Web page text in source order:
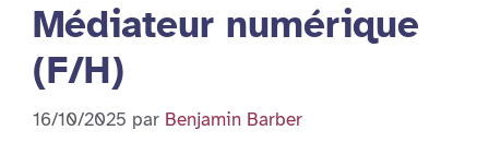
Médiateur numérique
(F/H)
16/10/2025 par Benjamin Barber